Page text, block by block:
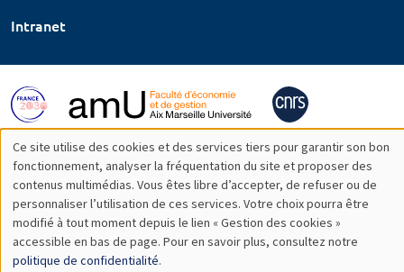
Intranet
Utilisation
des
données
personnelles
Ce site utilise des cookies et des services tiers pour garantir son bon
fonctionnement, analyser la fréquentation du site et proposer des
contenus multimédias. Vous êtes libre d’accepter, de refuser ou de
personnaliser l’utilisation de ces services. Votre choix pourra être
modifié à tout moment depuis le lien « Gestion des cookies »
accessible en bas de page. Pour en savoir plus, consultez notre
politique de confidentialité.